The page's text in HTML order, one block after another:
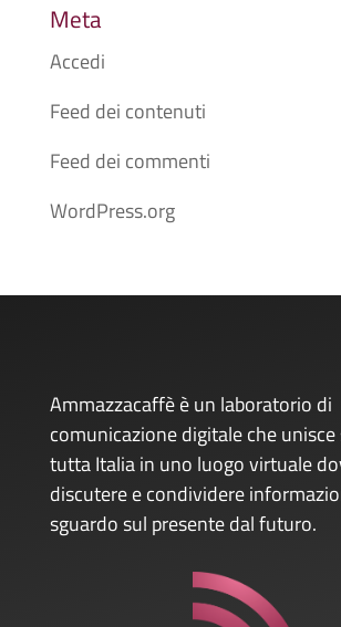
Meta
Accedi
Feed dei contenuti
Feed dei commenti
WordPress.org
Ammazzacaffè è un laboratorio di
comunicazione digitale che
tutta Italia in uno luogo virtuale
discutere e condividere
sguardo sul presente dal futuro.